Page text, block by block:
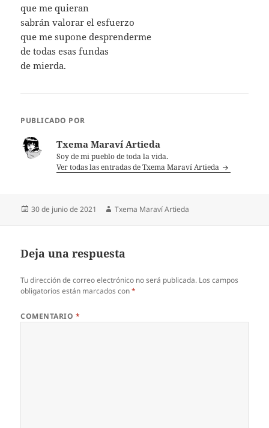
que me quieran
sabrán valorar el esfuerzo
que me supone desprenderme
de todas esas fundas
de mierda.
PUBLICADO POR
Txema Maraví Artieda
Soy de mi pueblo de toda la vida.
Ver todas las entradas de Txema Maraví Artieda
Publicado
30 de junio de 2021 Autor
Txema Maraví Artieda
Deja una respuesta
Tu dirección de correo electrónico no será publicada. Los campos
obligatorios están marcados con*
COMENTARIO *